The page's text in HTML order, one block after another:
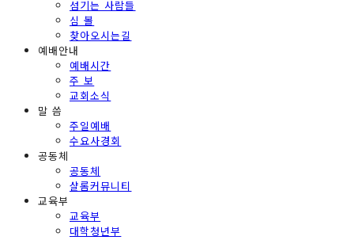
섬기는 사람들
심 볼
찾아오시는길
예배안내
예배시간
주 보
교회소식
말 씀
주일예배
수요사경회
공동체
공동체
샬롬커뮤니티
교육부
교육부
대학청년부